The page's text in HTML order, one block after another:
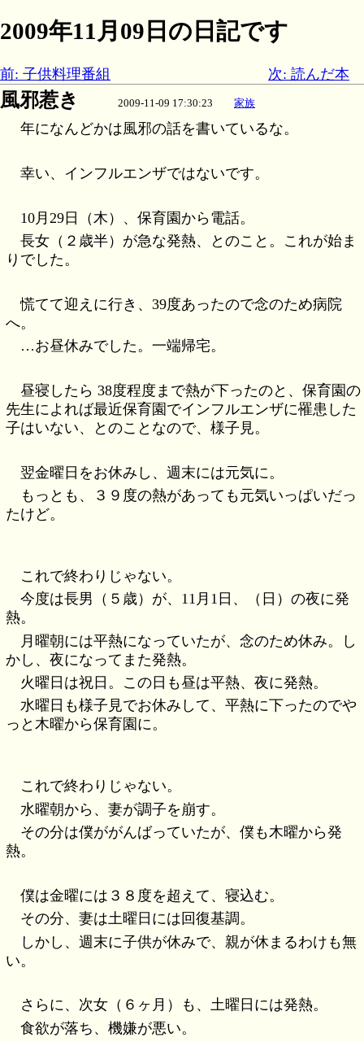
2009年11月09日の日記です
前: 子供料理番組 次: 読んだ本
風邪惹き 2009-11-09 17:30:23 家族
年になんどかは風邪の話を書いているな。
幸い、インフルエンザではないです。
10月29日（木）、保育園から電話。
長女（２歳半）が急な発熱、とのこと。これが始ま
りでした。
慌てて迎えに行き、39度あったので念のため病院
へ。
…お昼休みでした。一端帰宅。
昼寝したら 38度程度まで熱が下ったのと、保育園の
先生によれば最近保育園でインフルエンザに罹患した
子はいない、とのことなので、様子見。
翌金曜日をお休みし、週末には元気に。
もっとも、３９度の熱があっても元気いっぱいだっ
たけど。
これで終わりじゃない。
今度は長男（５歳）が、11月1日、（日）の夜に発
熱。
月曜朝には平熱になっていたが、念のため休み。し
かし、夜になってまた発熱。
火曜日は祝日。この日も昼は平熱、夜に発熱。
水曜日も様子見でお休みして、平熱に下ったのでや
っと木曜から保育園に。
これで終わりじゃない。
水曜朝から、妻が調子を崩す。
その分は僕ががんばっていたが、僕も木曜から発
熱。
僕は金曜には３８度を超えて、寝込む。
その分、妻は土曜日には回復基調。
しかし、週末に子供が休みで、親が休まるわけも無
い。
さらに、次女（６ヶ月）も、土曜日には発熱。
食欲が落ち、機嫌が悪い。